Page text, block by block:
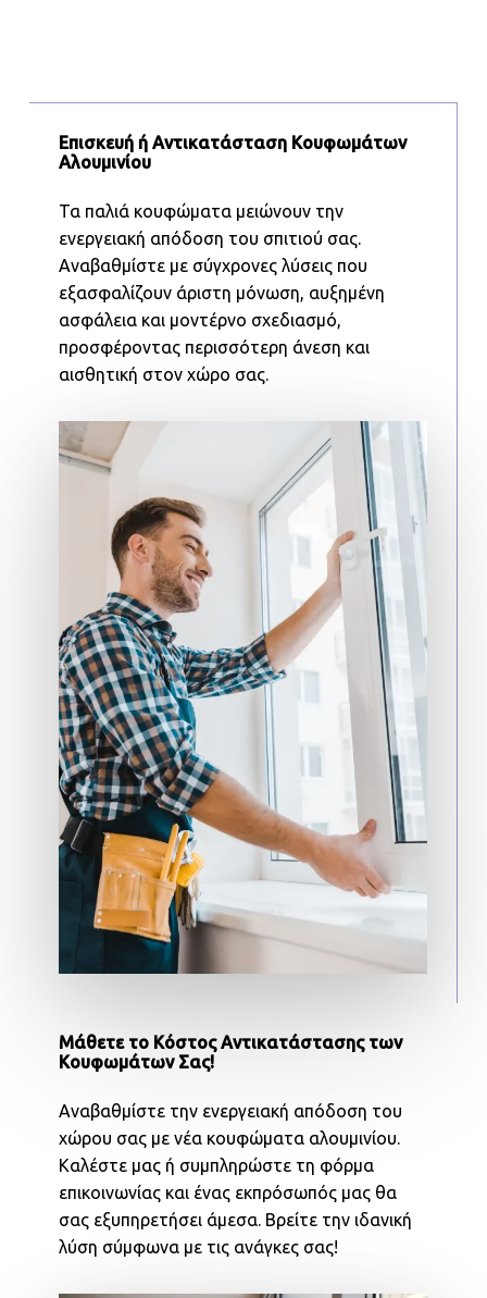
Επισκευή ή Αντικατάσταση Κουφωμάτων
Αλουμινίου
Τα παλιά κουφώματα μειώνουν την
ενεργειακή απόδοση του σπιτιού σας.
Αναβαθμίστε με σύγχρονες λύσεις που
εξασφαλίζουν άριστη μόνωση, αυξημένη
ασφάλεια και μοντέρνο σχεδιασμό,
προσφέροντας περισσότερη άνεση και
αισθητική στον χώρο σας.
Μάθετε το Κόστος Αντικατάστασης των
Κουφωμάτων Σας!
Αναβαθμίστε την ενεργειακή απόδοση του
χώρου σας με νέα κουφώματα αλουμινίου.
Καλέστε μας ή συμπληρώστε τη φόρμα
επικοινωνίας και ένας εκπρόσωπός μας θα
σας εξυπηρετήσει άμεσα. Βρείτε την ιδανική
λύση σύμφωνα με τις ανάγκες σας!